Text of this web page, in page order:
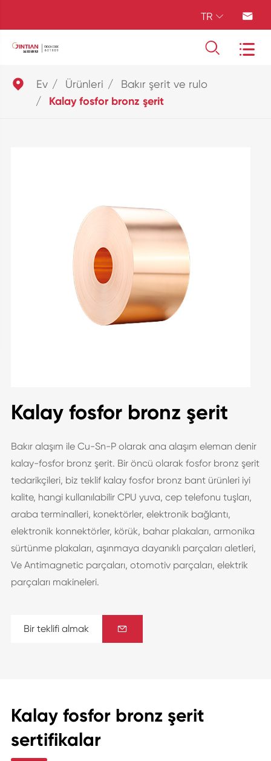
TR  
 
 Ev Ürünleri Bakır şerit ve rulo
Kalay fosfor bronz şerit
Kalay fosfor bronz şerit
Bakır alaşım ile Cu-Sn-P olarak ana alaşım eleman denir
kalay-fosfor bronz şerit. Bir öncü olarak fosfor bronz şerit
tedarikçileri, biz teklif kalay fosfor bronz bant ürünleri iyi
kalite, hangi kullanılabilir CPU yuva, cep telefonu tuşları,
araba terminalleri, konektörler, elektronik bağlantı,
elektronik konnektörler, körük, bahar plakaları, armonika
sürtünme plakaları, aşınmaya dayanıklı parçaları aletleri,
Ve Antimagnetic parçaları, otomotiv parçaları, elektrik
parçaları makineleri.
Bir teklifi almak 
Kalay fosfor bronz şerit
sertifikalar